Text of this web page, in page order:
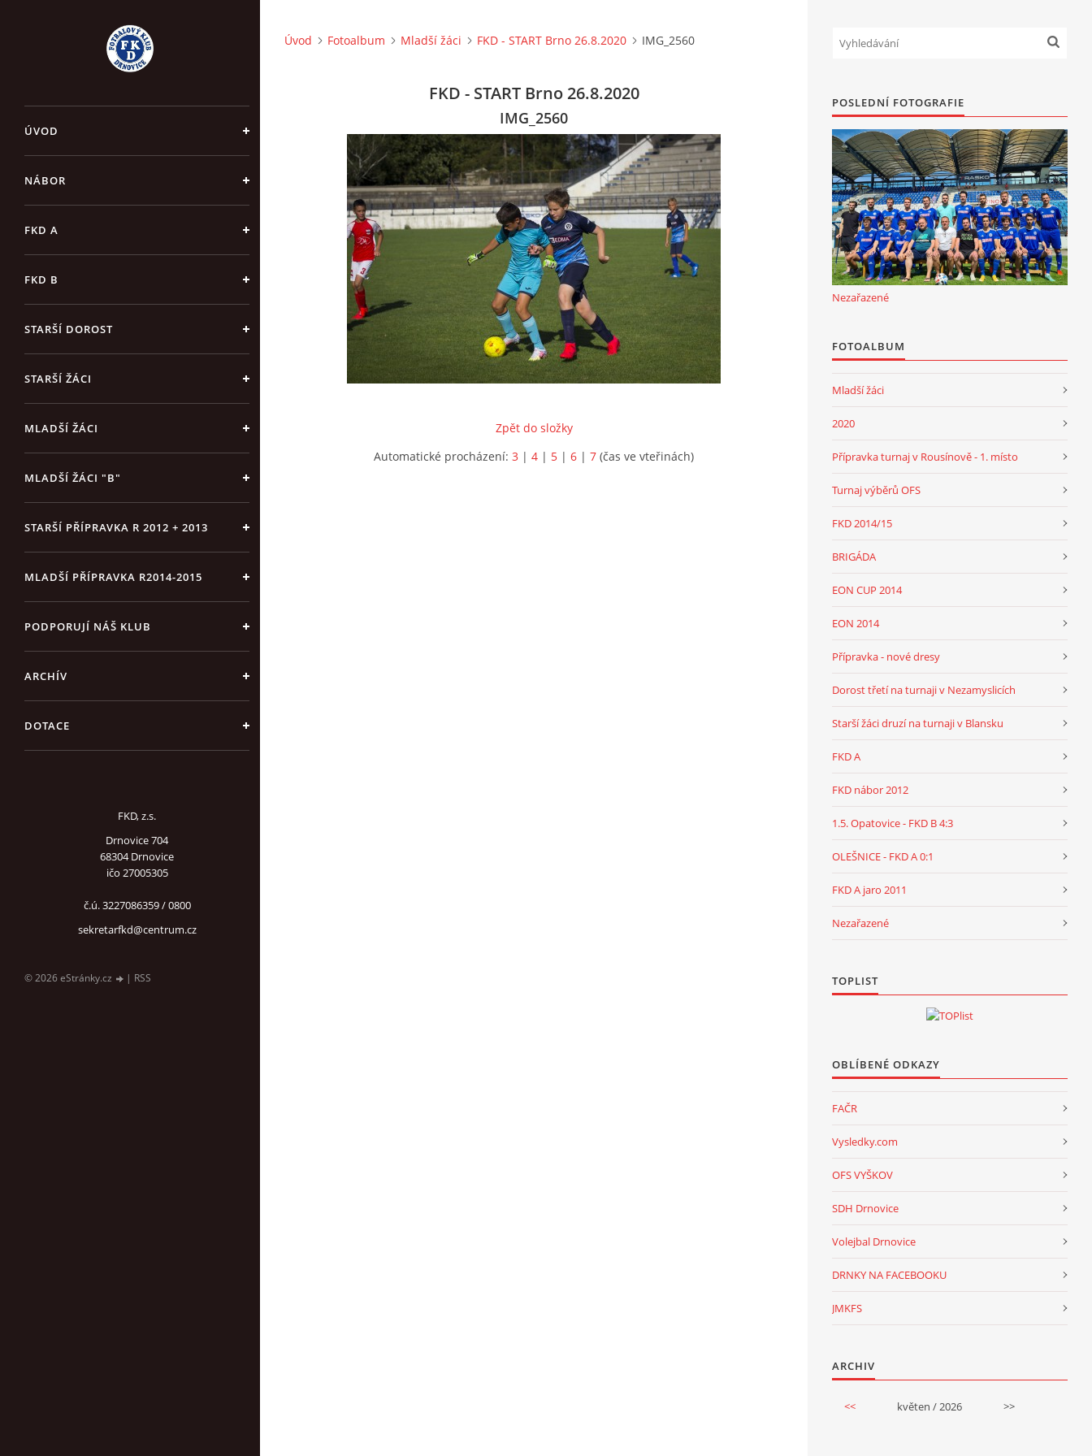
ÚVOD
NÁBOR
FKD A
FKD B
STARŠÍ DOROST
STARŠÍ ŽÁCI
MLADŠÍ ŽÁCI
MLADŠÍ ŽÁCI "B"
STARŠÍ PŘÍPRAVKA R 2012 + 2013
MLADŠÍ PŘÍPRAVKA R2014-2015
PODPORUJÍ NÁŠ KLUB
ARCHÍV
DOTACE
FKD, z.s.
Drnovice 704
68304 Drnovice
ičo 27005305
č.ú. 3227086359 / 0800
sekretarfkd@centrum.cz
© 2026 eStránky.cz | RSS
Úvod Fotoalbum Mladší žáci FKD - START Brno 26.8.2020 IMG_2560
FKD - START Brno 26.8.2020
IMG_2560
Zpět do složky
Automatické procházení: 3 | 4 | 5 | 6 | 7 (čas ve vteřinách)
POSLEDNÍ FOTOGRAFIE
Nezařazené
FOTOALBUM
Mladší žáci
2020
Přípravka turnaj v Rousínově - 1. místo
Turnaj výběrů OFS
FKD 2014/15
BRIGÁDA
EON CUP 2014
EON 2014
Přípravka - nové dresy
Dorost třetí na turnaji v Nezamyslicích
Starší žáci druzí na turnaji v Blansku
FKD A
FKD nábor 2012
1.5. Opatovice - FKD B 4:3
OLEŠNICE - FKD A 0:1
FKD A jaro 2011
Nezařazené
TOPLIST
OBLÍBENÉ ODKAZY
FAČR
Vysledky.com
OFS VYŠKOV
SDH Drnovice
Volejbal Drnovice
DRNKY NA FACEBOOKU
JMKFS
ARCHIV
<< květen / 2026 >>